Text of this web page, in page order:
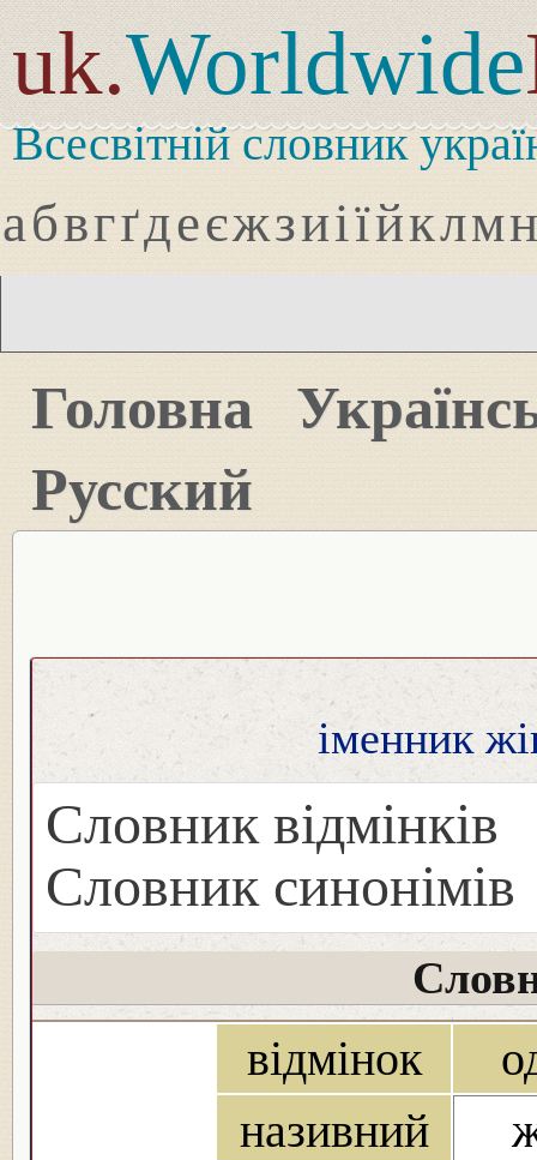
uk.Worldwide
Всесвітній словник
абвгґдеєжзиіїйклмн
Головна
Русский
іменник
Словник відмінків
Словник синонімів
відмінок
називний